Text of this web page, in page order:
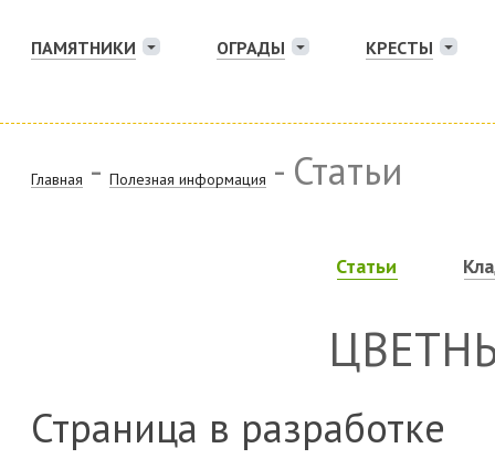
ПАМЯТНИКИ ОГРАДЫ КРЕСТЫ
Главная - Полезная информация - Статьи
Статьи
Страница в разработке